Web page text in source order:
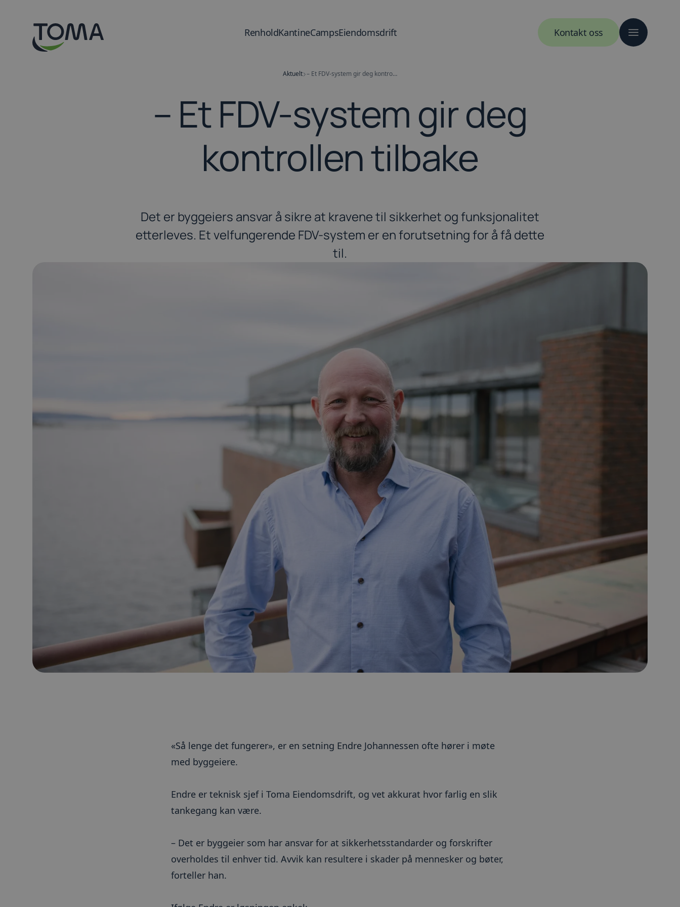
hovedinnhold
RenholdKantineCampsEiendomsdrift Kontakt oss
Aktuelt – Et FDV-system gir deg kontrollen tilbake
– Et FDV-system gir deg
kontrollen tilbake
Det er byggeiers ansvar å sikre at kravene til sikkerhet og funksjonalitet
etterleves. Et velfungerende FDV-system er en forutsetning for å få dette
til.
«Så lenge det fungerer», er en setning Endre Johannessen ofte hører i møte
med byggeiere.
Endre er teknisk sjef i Toma Eiendomsdrift, og vet akkurat hvor farlig en slik
tankegang kan være.
– Det er byggeier som har ansvar for at sikkerhetsstandarder og forskrifter
overholdes til enhver tid. Avvik kan resultere i skader på mennesker og bøter,
forteller han.